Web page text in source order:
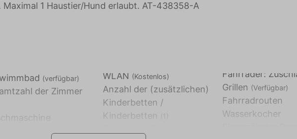
1 Haustier/Hund erlaubt. AT-438358-A
(verfügbar)
der Zimmer
WLAN (Kostenlos)
Anzahl der (zusätzlichen)
Kinderbetten /
Kinderbetten (1)
Fahrräder:
Grillen (Verfügbar)
Fahrradrouten
Wasserkocher